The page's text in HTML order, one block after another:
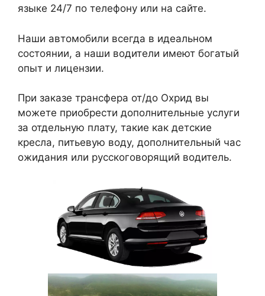
языке 24/7 по телефону или на сайте.
Наши автомобили всегда в идеальном
состоянии, а наши водители имеют богатый
опыт и лицензии.
При заказе трансфера от/до Охрид вы
можете приобрести дополнительные услуги
за отдельную плату, такие как детские
кресла, питьевую воду, дополнительный час
ожидания или русскоговорящий водитель.